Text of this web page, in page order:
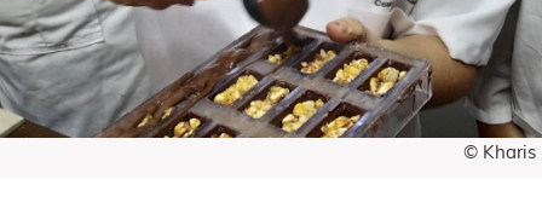
© Kharis